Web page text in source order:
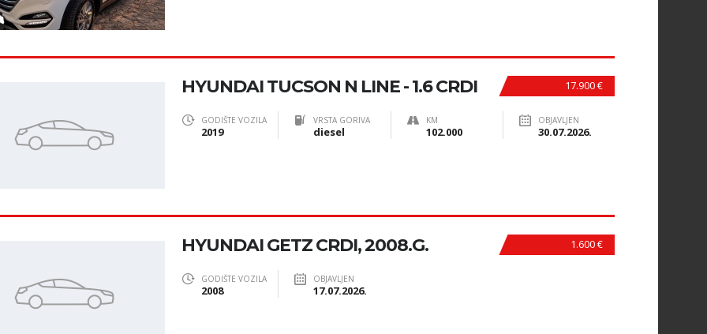
17.900 €
HYUNDAI TUCSON N LINE - 1.6 CRDI
GODIŠTE VOZILA
2019
VRSTA GORIVA
diesel
KM
102.000
OBJAVLJEN
30.07.2026.
1.600 €
HYUNDAI GETZ CRDI, 2008.G.
GODIŠTE VOZILA
2008
OBJAVLJEN
17.07.2026.